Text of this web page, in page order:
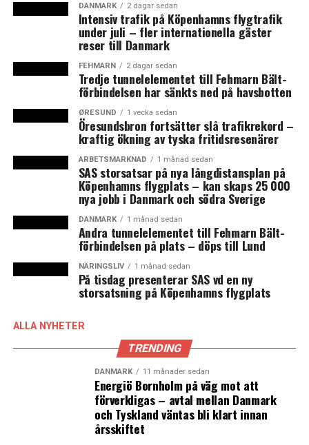
Danmarks centralbank kapar tillväxtprognos
Fler besökte Tivoli i sommar
DANMARK 2 dagar sedan
Intensiv trafik på Köpenhamns flygtrafik
under juli – fler internationella gäster
reser till Danmark
FEHMARN 2 dagar sedan
Tredje tunnelelementet till Fehmarn Bält-
förbindelsen har sänkts ned på havsbotten
ØRESUND 1 vecka sedan
Öresundsbron fortsätter slå trafikrekord –
kraftig ökning av tyska fritidsresenärer
ARBETSMARKNAD 1 månad sedan
SAS storsatsar på nya långdistansplan på
Köpenhamns flygplats – kan skaps 25 000
nya jobb i Danmark och södra Sverige
DANMARK 1 månad sedan
Andra tunnelelementet till Fehmarn Bält-
förbindelsen på plats – döps till Lund
NÄRINGSLIV 1 månad sedan
På tisdag presenterar SAS vd en ny
storsatsning på Köpenhamns flygplats
ALLA NYHETER
TRENDING
DANMARK 11 månader sedan
Energiö Bornholm på väg mot att
förverkligas – avtal mellan Danmark
och Tyskland väntas bli klart innan
årsskiftet